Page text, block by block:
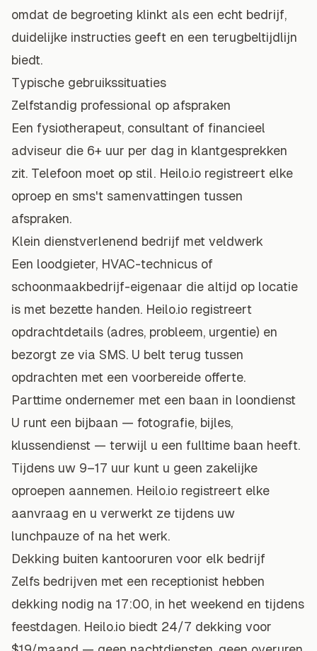
omdat de begroeting klinkt als een echt bedrijf,
duidelijke instructies geeft en een terugbeltijdlijn
biedt.
Typische gebruikssituaties
Zelfstandig professional op afspraken
Een fysiotherapeut, consultant of financieel
adviseur die 6+ uur per dag in klantgesprekken
zit. Telefoon moet op stil. Heilo.io registreert elke
oproep en sms't samenvattingen tussen
afspraken.
Klein dienstverlenend bedrijf met veldwerk
Een loodgieter, HVAC-technicus of
schoonmaakbedrijf-eigenaar die altijd op locatie
is met bezette handen. Heilo.io registreert
opdrachtdetails (adres, probleem, urgentie) en
bezorgt ze via SMS. U belt terug tussen
opdrachten met een voorbereide offerte.
Parttime ondernemer met een baan in loondienst
U runt een bijbaan — fotografie, bijles,
klussendienst — terwijl u een fulltime baan heeft.
Tijdens uw 9–17 uur kunt u geen zakelijke
oproepen aannemen. Heilo.io registreert elke
aanvraag en u verwerkt ze tijdens uw
lunchpauze of na het werk.
Dekking buiten kantooruren voor elk bedrijf
Zelfs bedrijven met een receptionist hebben
dekking nodig na 17:00, in het weekend en tijdens
feestdagen. Heilo.io biedt 24/7 dekking voor